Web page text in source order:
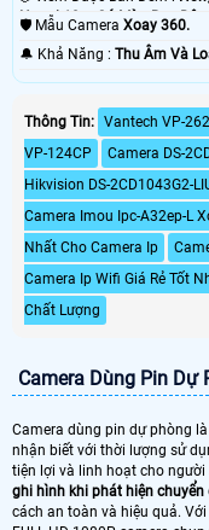
Ngoại 10m Có Màu Ban Ðêm.
🛡 Mẫu Camera Xoay 360.
️🔔 Khả Năng : Thu Âm Và
Thông Tin: Vantech VP-
VP-124CP
Camera DS-
Hikvision DS-2CD1043G2-
Camera Imou Ipc-A32ep-L
Nhất Cho Camera Ip
Camera Ip Wifi Giá Rẻ Tốt
Chất Lượng
Camera Dùng Pin Dự
Camera dùng pin dự phòng
nhận biết với thời lượng sử
tiện lợi và linh hoạt cho người
ghi hình khi phát hiện chuyển
cách an toàn và hiệu quả.